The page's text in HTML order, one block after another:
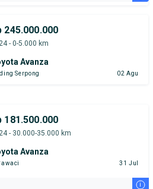
245.000.000
- 0-5.000 km
Avanza
Serpong 02 Agu
181.500.000
- 30.000-35.000 km
Avanza
31 Jul
i